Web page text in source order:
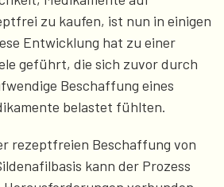
zu kaufen, ist nun in einigen
Entwicklung hat zu einer
geführt, die sich zuvor durch
Beschaffung eines
belastet fühlten.
rezeptfreien Beschaffung von
kann der Prozess